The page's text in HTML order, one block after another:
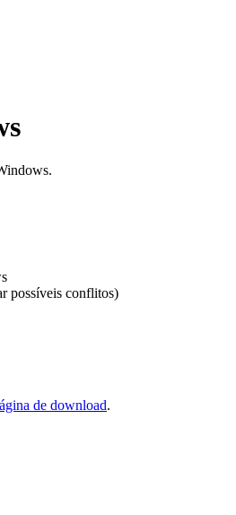
possíveis conflitos)
de download.